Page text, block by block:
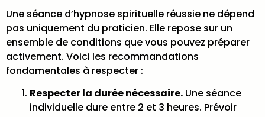
Une séance d’hypnose spirituelle réussie ne dépend
pas uniquement du praticien. Elle repose sur un
ensemble de conditions que vous pouvez préparer
activement. Voici les recommandations
fondamentales à respecter :
Respecter la durée nécessaire. Une séance
individuelle dure entre 2 et 3 heures. Prévoir